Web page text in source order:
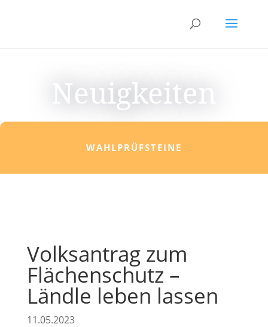
Neuigkeiten
WAHLPRÜFSTEINE
Volksantrag zum
Flächenschutz –
Ländle leben lassen
11.05.2023